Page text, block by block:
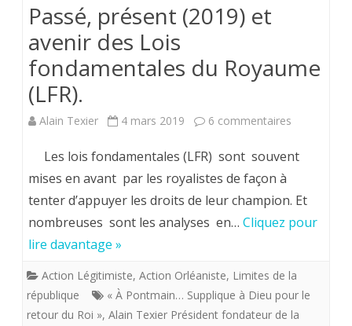
(Bourbon-
Naundorff)
Passé, présent (2019) et
avenir des Lois
fondamentales du Royaume
(LFR).
Alain Texier 4 mars 2019 6 commentaires
(2019)
et
Lois
Les lois fondamentales (LFR) sont souvent
mises en avant par les royalistes de façon à
tenter d’appuyer les droits de leur champion. Et
nombreuses sont les analyses en… Cliquez pour
lire davantage »
Action Légitimiste, Action Orléaniste, Limites de la
république
« À Pontmain… Supplique à Dieu pour le
retour du Roi », Alain Texier Président fondateur de la